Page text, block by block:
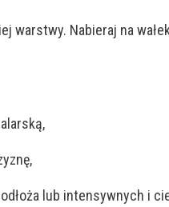
Nabieraj na
lub intensywnych i